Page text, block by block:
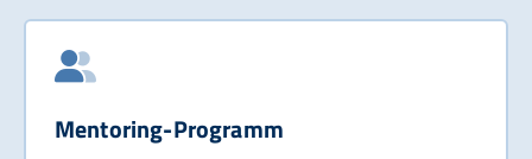
Mentoring-Programm